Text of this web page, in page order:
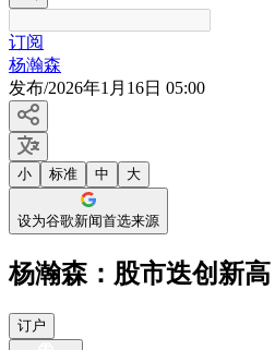
订阅
杨瀚森
发布/2026年1月16日 05:00
小 标准 中 大
设为谷歌新闻首选来源
杨瀚森：股市迭创新
订户